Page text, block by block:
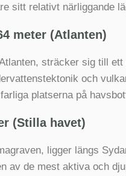
sitt relativt närliggande
meter (Atlanten)
sträcker sig till ett
och
platserna på
(Stilla havet)
ligger längs
av de mest aktiva och